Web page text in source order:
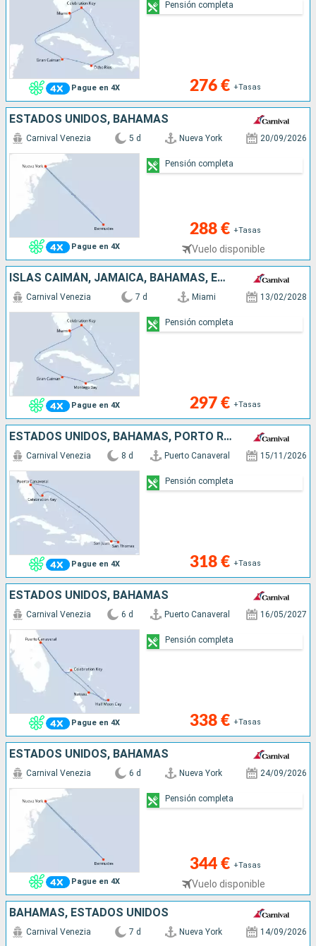
Pague en 4X 276 € +Tasas
Pensión completa
ESTADOS UNIDOS, BAHAMAS
Pague en 4X
Carnival Venezia 5 d Nueva York 20/09/2026
288 € +Tasas
Vuelo disponible
Pensión completa
ISLAS CAIMÁN, JAMAICA, BAHAMAS, ESTADOS UNIDOS
Pague en 4X
Carnival Venezia 7 d Miami 13/02/2028
297 € +Tasas
Pensión completa
ESTADOS UNIDOS, BAHAMAS, PORTO RICO, SANTO TOMÁS
Pague en 4X
Carnival Venezia 8 d Puerto Canaveral 15/11/2026
318 € +Tasas
Pensión completa
ESTADOS UNIDOS, BAHAMAS
Pague en 4X
Carnival Venezia 6 d Puerto Canaveral 16/05/2027
338 € +Tasas
Pensión completa
ESTADOS UNIDOS, BAHAMAS
Pague en 4X
Carnival Venezia 6 d Nueva York 24/09/2026
344 € +Tasas
Vuelo disponible
Pensión completa
BAHAMAS, ESTADOS UNIDOS
Carnival Venezia 7 d Nueva York 14/09/2026